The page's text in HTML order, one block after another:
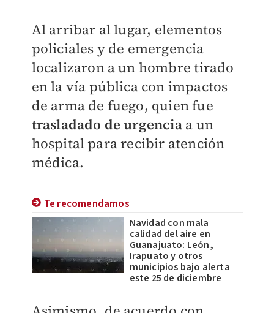
Al arribar al lugar, elementos
policiales y de emergencia
localizaron a un hombre tirado
en la vía pública con impactos
de arma de fuego, quien fue
trasladado de urgenciaa un
hospital para recibir atención
médica.
Te recomendamos
Navidad con mala
calidad del aire en
Guanajuato: León,
Irapuato y otros
municipios bajo alerta
este 25 de diciembre